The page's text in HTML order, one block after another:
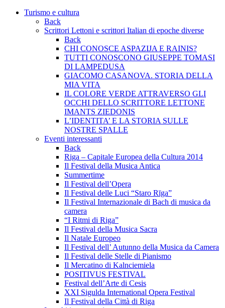
Turismo e cultura
Back
Scrittori Lettoni e scrittori Italian di epoche diverse
Back
CHI CONOSCE ASPAZIJA E RAINIS?
TUTTI CONOSCONO GIUSEPPE TOMASI
DI LAMPEDUSA
GIACOMO CASANOVA. STORIA DELLA
MIA VITA
IL COLORE VERDE ATTRAVERSO GLI
OCCHI DELLO SCRITTORE LETTONE
IMANTS ZIEDONIS
L’IDENTITA’ E LA STORIA SULLE
NOSTRE SPALLE
Eventi interessanti
Back
Riga – Capitale Europea della Cultura 2014
Il Festival della Musica Antica
Summertime
Il Festival dell’Opera
Il Festival delle Luci “Staro Rīga”
Il Festival Internazionale di Bach di musica da
camera
“I Ritmi di Riga”
Il Festival della Musica Sacra
Il Natale Europeo
Il Festival dell’ Autunno della Musica da Camera
Il Festival delle Stelle di Pianismo
Il Mercatino di Kalnciemiela
POSITIVUS FESTIVAL
Festival dell’Arte di Cesis
XXI Sigulda International Opera Festival
Il Festival della Città di Riga